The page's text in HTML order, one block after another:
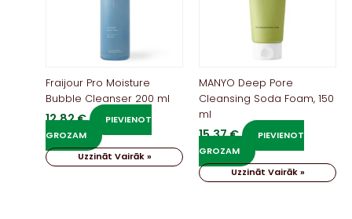
Fraijour Pro Moisture
Bubble Cleanser 200 ml
12,82€
PIEVIENOT
GROZAM
Uzzināt Vairāk »
MANYO Deep Pore
Cleansing Soda Foam, 150
ml
15,37€
PIEVIENOT
GROZAM
Uzzināt Vairāk »